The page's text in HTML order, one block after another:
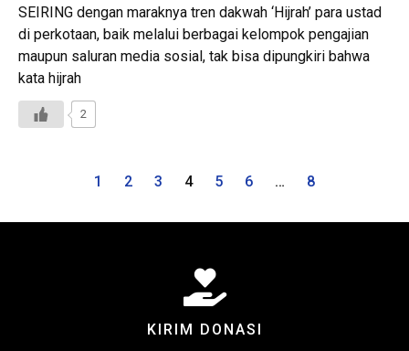
SEIRING dengan maraknya tren dakwah ‘Hijrah’ para ustad
di perkotaan, baik melalui berbagai kelompok pengajian
maupun saluran media sosial, tak bisa dipungkiri bahwa
kata hijrah
2
1 2 3 4 5 6 … 8
KIRIM DONASI